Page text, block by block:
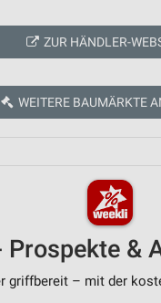
ZUR HÄNDLER-
WEITERE BAUMÄRKTE
Prospekte &
griffbereit – mit der